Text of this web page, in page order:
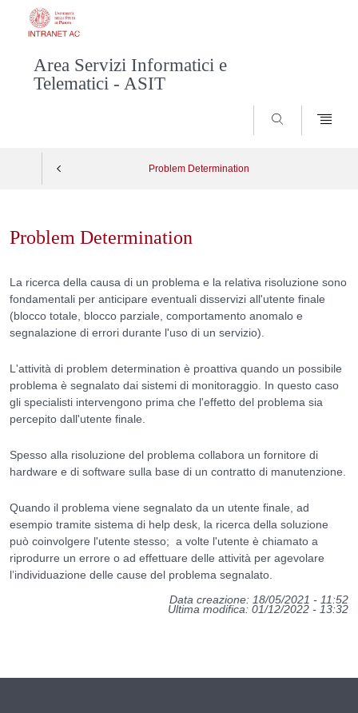
Area Servizi Informatici e
Telematici - ASIT
SEARCH
Problem Determination
content
Problem Determination
La ricerca della causa di un problema e la relativa risoluzione sono
fondamentali per anticipare eventuali disservizi all'utente finale
(blocco totale, blocco parziale, comportamento anomalo e
segnalazione di errori durante l'uso di un servizio).
L'attività di problem determination è proattiva quando un possibile
problema è segnalato dai sistemi di monitoraggio. In questo caso
gli specialisti intervengono prima che l'effetto del problema sia
percepito dall'utente finale.
Spesso alla risoluzione del problema collabora un fornitore di
hardware e di software sulla base di un contratto di manutenzione.
Quando il problema viene segnalato da un utente finale, ad
esempio tramite sistema di help desk, la ricerca della soluzione
può coinvolgere l'utente stesso; a volte l'utente è chiamato a
riprodurre un errore o ad effettuare delle attività per agevolare
l’individuazione delle cause del problema segnalato.
Data creazione: 18/05/2021 - 11:52
Ultima modifica: 01/12/2022 - 13:32